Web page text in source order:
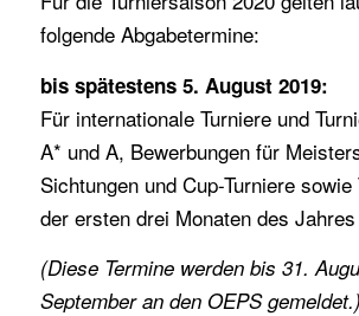
folgende Abgabetermine:
bis spätestens 5. August 2019:
Für internationale Turniere und
A* und A, Bewerbungen für
Sichtungen und Cup-Turniere
der ersten drei Monaten des
(Diese Termine werden bis 31.
September an den OEPS gemeldet.)